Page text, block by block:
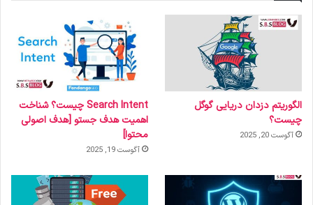
الگوریتم دزدان دریایی گوگل
چیست؟
آگوست 20, 2025
Search Intent چیست؟ شناخت
اهمیت هدف جستو [هدف اصولی
محتوا]
آگوست 19, 2025